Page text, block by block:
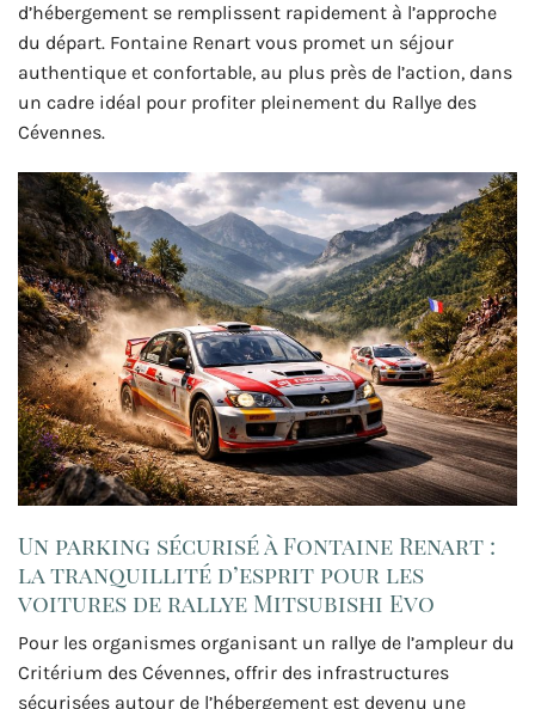
d’hébergement se remplissent rapidement à l’approche
du départ. Fontaine Renart vous promet un séjour
authentique et confortable, au plus près de l’action, dans
un cadre idéal pour profiter pleinement du Rallye des
Cévennes.
Un parking sécurisé à Fontaine Renart :
la tranquillité d’esprit pour les
voitures de rallye Mitsubishi Evo
Pour les organismes organisant un rallye de l’ampleur du
Critérium des Cévennes, offrir des infrastructures
sécurisées autour de l’hébergement est devenu une